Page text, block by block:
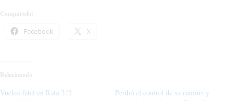
Compártelo:
Facebook X
Relacionado
Vuelco fatal en Ruta 242
Perdió el control de su camión y